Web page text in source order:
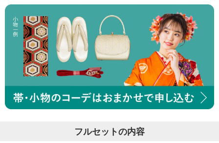
フルセットの内容